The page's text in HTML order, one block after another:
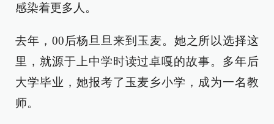
感染着更多人。
去年，00后杨旦旦来到玉麦。她之所以选择这
里，就源于上中学时读过卓嘎的故事。多年后
大学毕业，她报考了玉麦乡小学，成为一名教
师。